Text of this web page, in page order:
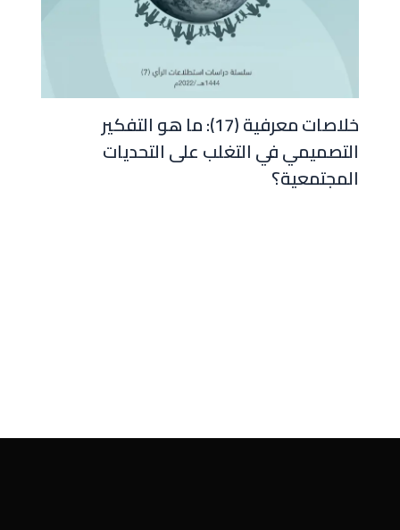
خلاصات معرفية (17): ما هو التفكير
التصميمي في التغلب على التحديات
المجتمعية؟